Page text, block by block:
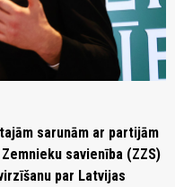
sarunām ar partijām
savienība (ZZS)
par Latvijas